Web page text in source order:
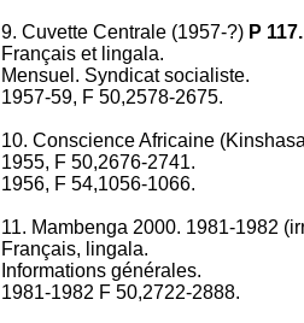
9. Cuvette Centrale (1957-?) P 117.
Français et lingala.
Mensuel. Syndicat socialiste.
1957-59, F 50,2578-2675.
10. Conscience Africaine
1955, F 50,2676-2741.
1956, F 54,1056-1066.
11. Mambenga 2000. 1981-1982
Français, lingala.
Informations générales.
1981-1982 F 50,2722-2888.